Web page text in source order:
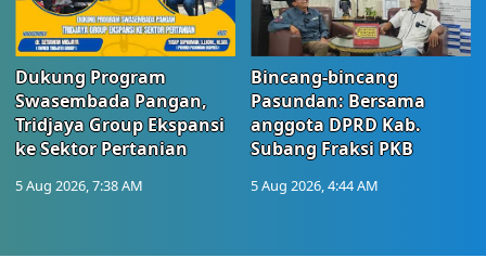
Dukung Program
Swasembada Pangan,
Tridjaya Group Ekspansi
ke Sektor Pertanian
5 Aug 2026, 7:38 AM
Bincang-bincang
Pasundan: Bersama
anggota DPRD Kab.
Subang Fraksi PKB
5 Aug 2026, 4:44 AM